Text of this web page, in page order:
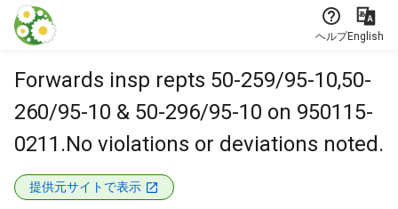
本文に飛ぶ
ヘルプEnglish
Forwards insp repts 50-259/95-10,50-
260/95-10 & 50-296/95-10 on 950115-
0211.No violations or deviations noted.
提供元サイトで表示